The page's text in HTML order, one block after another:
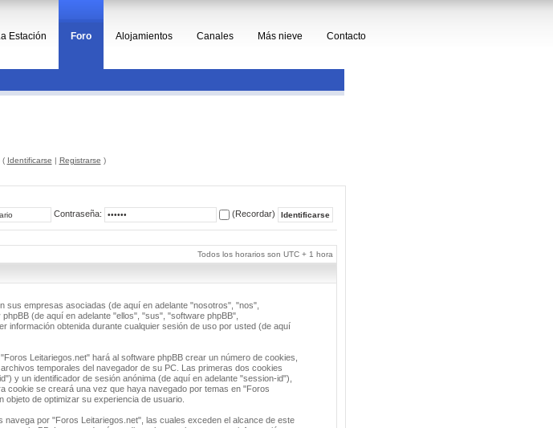
Estación Foro Alojamientos Canales Más nieve Contacto
( Identificarse | Registrarse )
Contraseña: (Recordar)
Todos los horarios son UTC + 1 hora
sus empresas asociadas (de aquí en adelante "nosotros", "nos",
(de aquí en adelante "ellos", "sus", "software phpBB",
información obtenida durante cualquier sesión de uso por usted (de aquí
Leitariegos.net" hará al software phpBB crear un número de cookies,
temporales del navegador de su PC. Las primeras dos cookies
y un identificador de sesión anónima (de aquí en adelante "session-id"),
cookie se creará una vez que haya navegado por temas en "Foros
de optimizar su experiencia de usuario.
por "Foros Leitariegos.net", las cuales exceden el alcance de este